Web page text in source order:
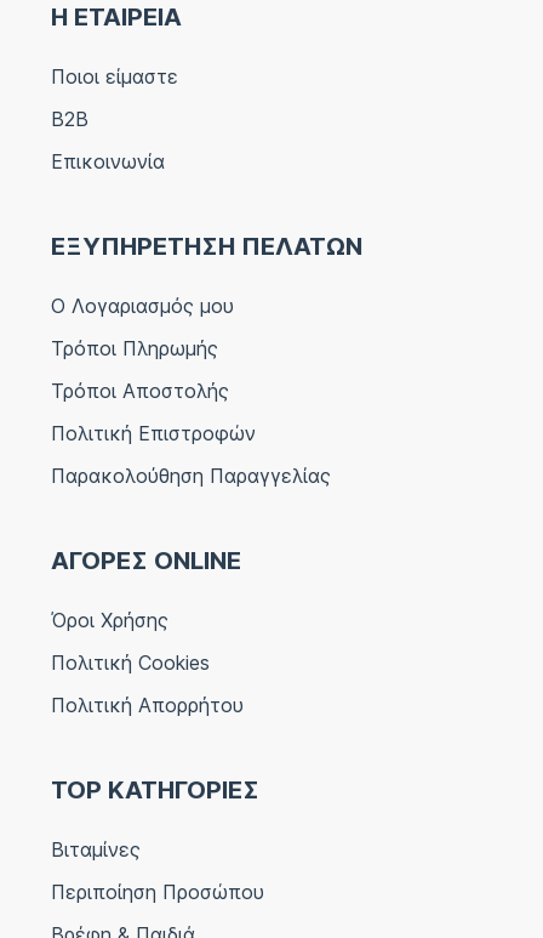
Η ΕΤΑΙΡΕΙΑ
Ποιοι είμαστε
B2B
Επικοινωνία
ΕΞΥΠΗΡΕΤΗΣΗ ΠΕΛΑΤΩΝ
Ο Λογαριασμός μου
Τρόποι Πληρωμής
Τρόποι Αποστολής
Πολιτική Επιστροφών
Παρακολούθηση Παραγγελίας
ΑΓΟΡΕΣ ONLINE
Όροι Χρήσης
Πολιτική Cookies
Πολιτική Απορρήτου
TOP ΚΑΤΗΓΟΡΙΕΣ
Βιταμίνες
Περιποίηση Προσώπου